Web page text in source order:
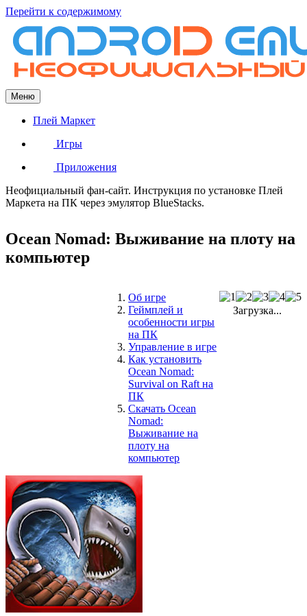
Перейти к содержимому
Меню
Плей Маркет
Игры
Приложения
Неофициальный фан-сайт. Инструкция по установке Плей
Маркета на ПК через эмулятор BlueStacks.
Ocean Nomad: Выживание на плоту на
компьютер
Загрузка...
Об игре
Геймплей и
особенности игры
на ПК
Управление в игре
Как установить
Ocean Nomad:
Survival on Raft на
ПК
Скачать Ocean
Nomad:
Выживание на
плоту на
компьютер